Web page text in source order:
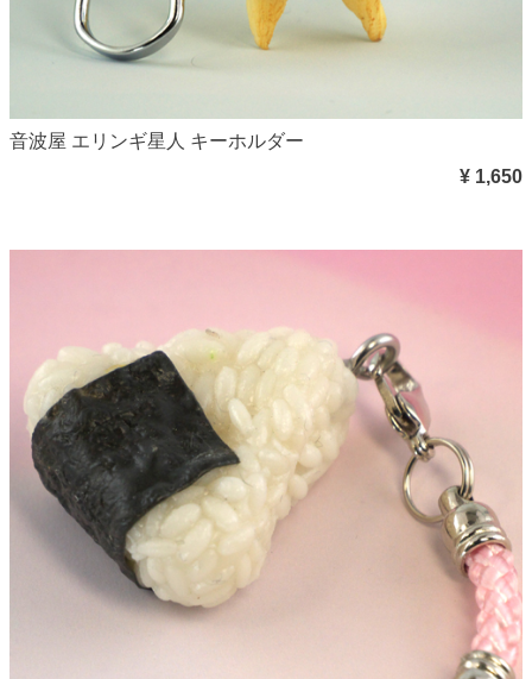
音波屋 エリンギ星人 キーホルダー
¥ 1,650